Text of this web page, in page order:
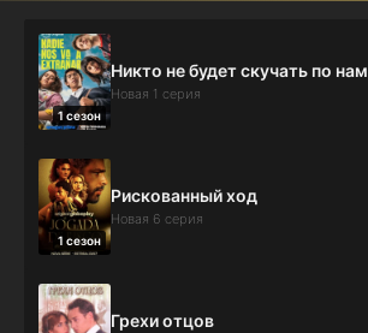
1 сезон
Никто не будет скучать по нам
Новая 1 серия
1 сезон
Рискованный ход
Новая 6 серия
Грехи отцов